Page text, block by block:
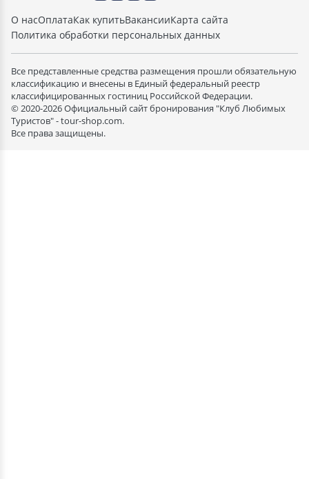
О насОплатаКак купитьВакансииКарта сайта
Политика обработки персональных данных
Все представленные средства размещения прошли обязательную
классификацию и внесены в Единый федеральный реестр
классифицированных гостиниц Российской Федерации.
© 2020-2026 Официальный сайт бронирования "Клуб Любимых
Туристов" - tour-shop.com.
Все права защищены.